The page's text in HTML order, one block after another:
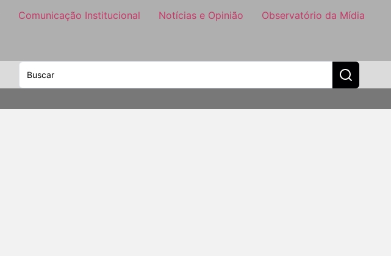
Comunicação Institucional Notícias e Opinião Observatório da Mídia